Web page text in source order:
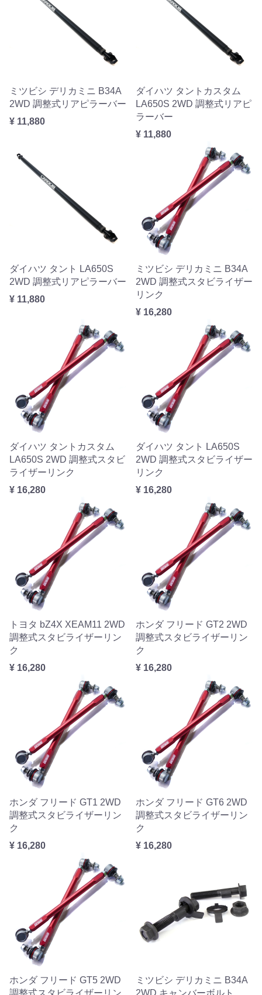
ミツビシ デリカミニ B34A
2WD 調整式リアピラーバー
¥ 11,880
ダイハツ タントカスタム
LA650S 2WD 調整式リアピ
ラーバー
¥ 11,880
ダイハツ タント LA650S
2WD 調整式リアピラーバー
¥ 11,880
ミツビシ デリカミニ B34A
2WD 調整式スタビライザー
リンク
¥ 16,280
ダイハツ タントカスタム
LA650S 2WD 調整式スタビ
ライザーリンク
¥ 16,280
ダイハツ タント LA650S
2WD 調整式スタビライザー
リンク
¥ 16,280
トヨタ bZ4X XEAM11 2WD
調整式スタビライザーリン
ク
¥ 16,280
ホンダ フリード GT2 2WD
調整式スタビライザーリン
ク
¥ 16,280
ホンダ フリード GT1 2WD
調整式スタビライザーリン
ク
¥ 16,280
ホンダ フリード GT6 2WD
調整式スタビライザーリン
ク
¥ 16,280
ホンダ フリード GT5 2WD
調整式スタビライザーリン
ミツビシ デリカミニ B34A
2WD キャンバーボルト